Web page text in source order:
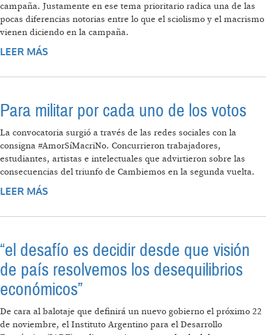
campaña. Justamente en ese tema prioritario radica una de las
pocas diferencias notorias entre lo que el sciolismo y el macrismo
vienen diciendo en la campaña.
LEER MÁS
Para militar por cada uno de los votos
La convocatoria surgió a través de las redes sociales con la
consigna #AmorSíMacriNo. Concurrieron trabajadores,
estudiantes, artistas e intelectuales que advirtieron sobre las
consecuencias del triunfo de Cambiemos en la segunda vuelta.
LEER MÁS
“el desafío es decidir desde que visión
de país resolvemos los desequilibrios
económicos”
De cara al balotaje que definirá un nuevo gobierno el próximo 22
de noviembre, el Instituto Argentino para el Desarrollo